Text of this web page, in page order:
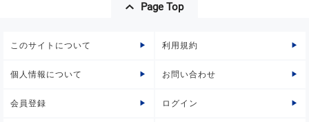
Page Top
このサイトについて 利用規約
個人情報について お問い合わせ
会員登録 ログイン